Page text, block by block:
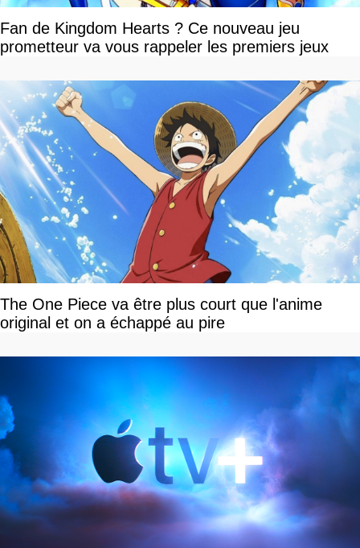
Fan de Kingdom Hearts ? Ce nouveau jeu
prometteur va vous rappeler les premiers jeux
The One Piece va être plus court que l'anime
original et on a échappé au pire